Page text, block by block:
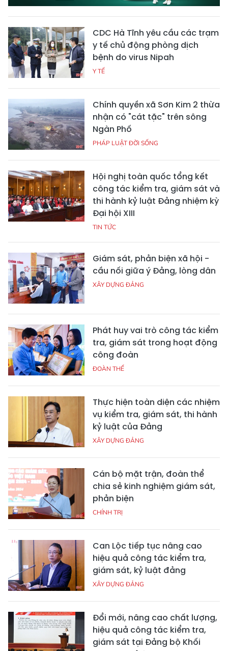
CDC Hà Tĩnh yêu cầu các trạm
y tế chủ động phòng dịch
bệnh do virus Nipah
Y TẾ
Chính quyền xã Sơn Kim 2 thừa
nhận có "cát tặc" trên sông
Ngàn Phố
PHÁP LUẬT ĐỜI SỐNG
Hội nghị toàn quốc tổng kết
công tác kiểm tra, giám sát và
thi hành kỷ luật Đảng nhiệm kỳ
Đại hội XIII
TIN TỨC
Giám sát, phản biện xã hội -
cầu nối giữa ý Đảng, lòng dân
XÂY DỰNG ĐẢNG
Phát huy vai trò công tác kiểm
tra, giám sát trong hoạt động
công đoàn
ĐOÀN THỂ
Thực hiện toàn diện các nhiệm
vụ kiểm tra, giám sát, thi hành
kỷ luật của Đảng
XÂY DỰNG ĐẢNG
Cán bộ mặt trận, đoàn thể
chia sẻ kinh nghiệm giám sát,
phản biện
CHÍNH TRỊ
Can Lộc tiếp tục nâng cao
hiệu quả công tác kiểm tra,
giám sát, kỷ luật đảng
XÂY DỰNG ĐẢNG
Đổi mới, nâng cao chất lượng,
hiệu quả công tác kiểm tra,
giám sát tại Đảng bộ Khối